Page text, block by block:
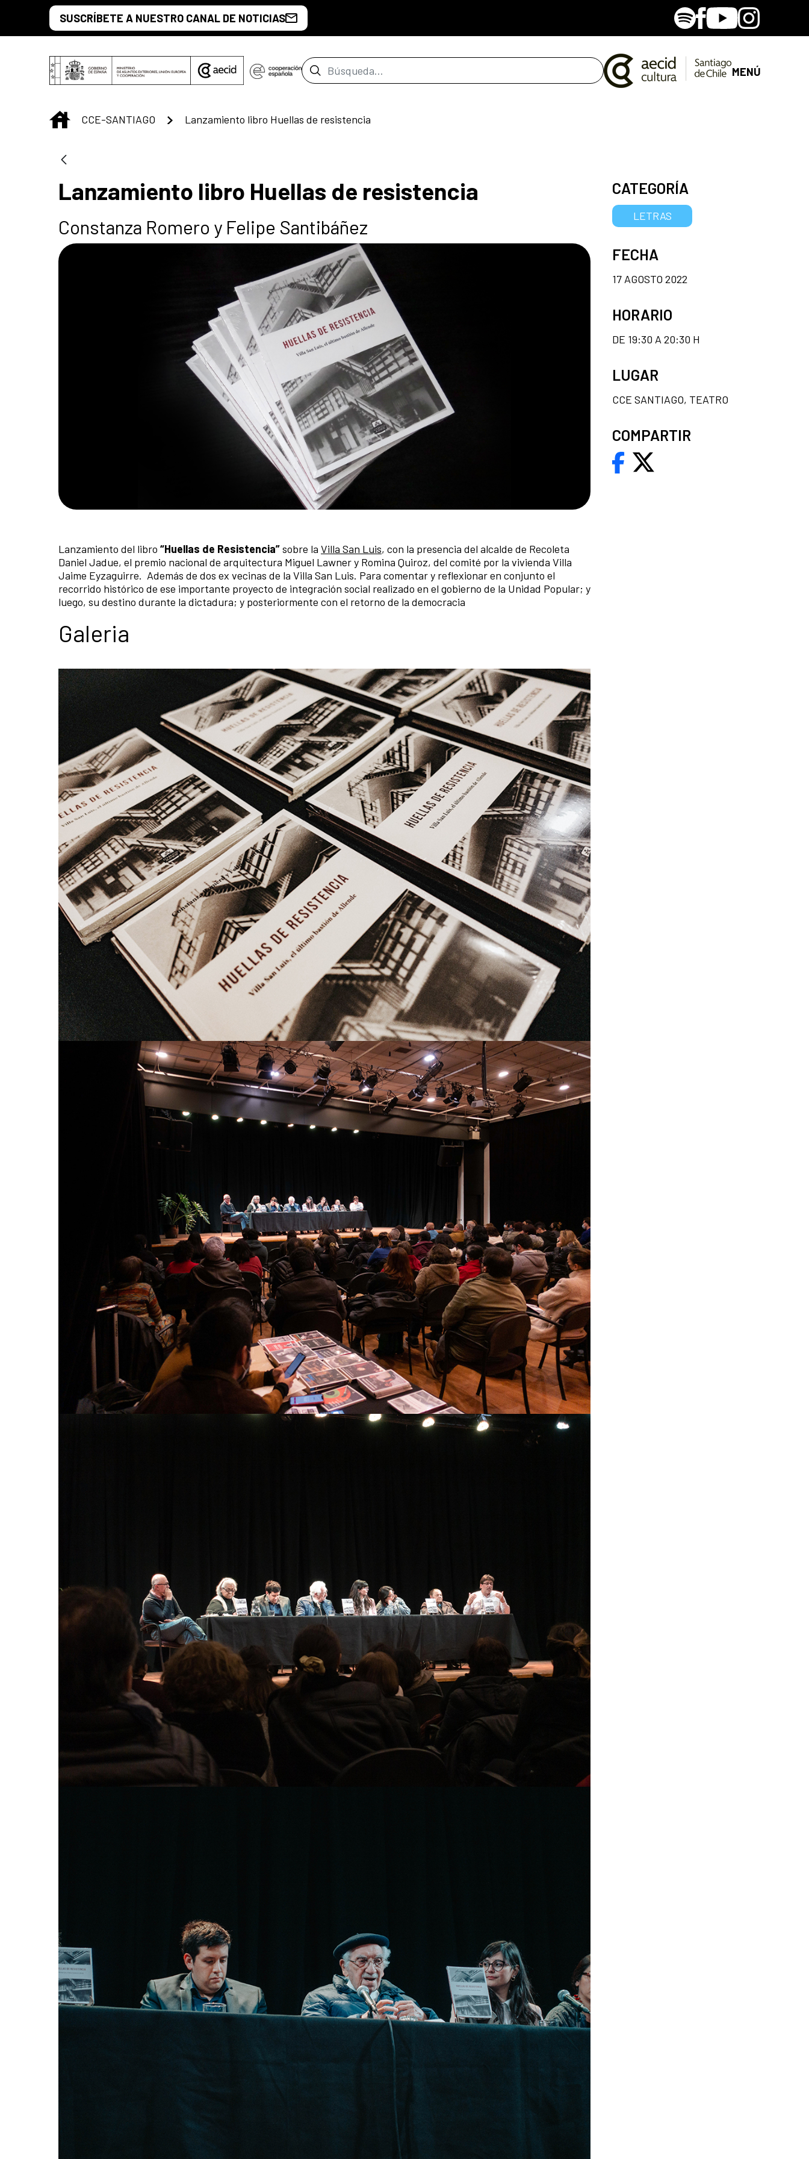
Saltar al contenido principal
SUSCRÍBETE A NUESTRO CANAL DE NOTICIAS SpotifyFacebook
YoutubeInstagram
Barra de búsqueda MENÚ
INICIO
CCE-SANTIAGO Lanzamiento libro Huellas de resistencia
Lanzamiento libro Huellas de resistencia
Constanza Romero y Felipe Santibáñez
Lanzamiento del libro “Huellas de Resistencia”sobre la Villa San Luis, con la presencia del alcalde de Recoleta
Daniel Jadue, el premio nacional de arquitectura Miguel Lawner y Romina Quiroz, del comité por la vivienda Villa
Jaime Eyzaguirre. Además de dos ex vecinas de la Villa San Luis. Para comentar y reflexionar en conjunto el
recorrido histórico de ese importante proyecto de integración social realizado en el gobierno de la Unidad Popular; y
luego, su destino durante la dictadura; y posteriormente con el retorno de la democracia
Galeria
CATEGORÍA
LETRAS
FECHA
17 AGOSTO 2022
HORARIO
DE 19:30 A 20:30 H
LUGAR
CCE SANTIAGO, TEATRO
COMPARTIR